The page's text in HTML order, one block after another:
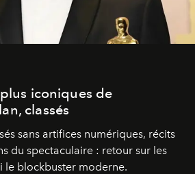
iconiques de
classés
sans artifices numériques, récits
du spectaculaire : retour sur les
le blockbuster moderne.